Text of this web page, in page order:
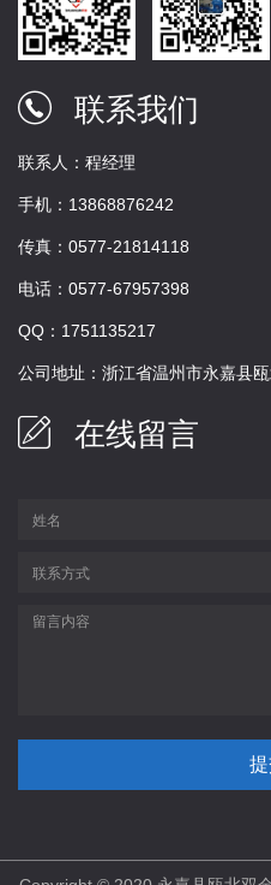
联系我们
联系人：程经理
手机：13868876242
传真：0577-21814118
电话：0577-67957398
QQ：1751135217
公司地址：浙江省温州市永嘉县
在线留言